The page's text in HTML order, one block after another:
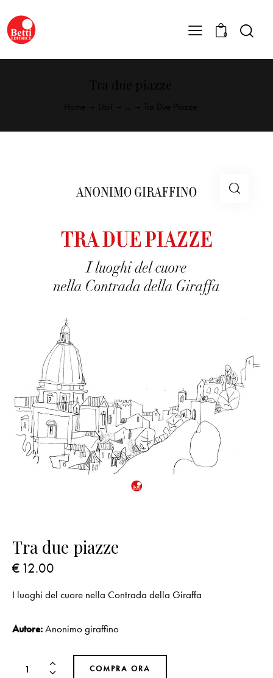
0
Tra due piazze
€ 12.00
I luoghi del cuore nella Contrada della Giraffa
Autore:Anonimo giraffino
COMPRA ORA